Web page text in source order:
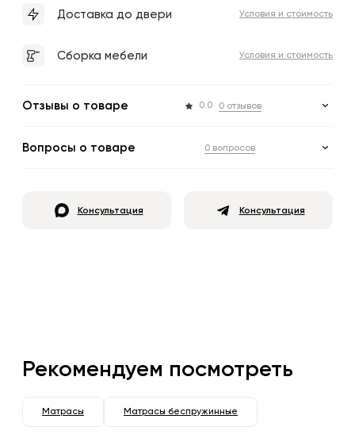
Доставка до двери Условия и стоимость
Сборка мебели Условия и стоимость
Отзывы о товаре 0.0 0 отзывов
Вопросы о товаре 0 вопросов
Консультация Консультация
Рекомендуем посмотреть
Матрасы Матрасы беспружинные